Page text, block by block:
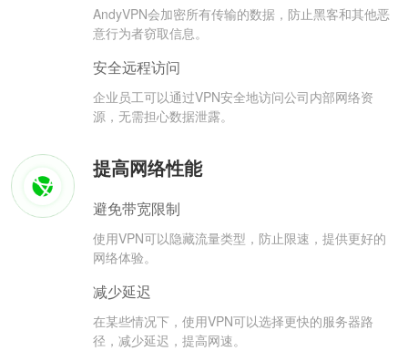
AndyVPN会加密所有传输的数据，防止黑客和其他恶
意行为者窃取信息。
安全远程访问
企业员工可以通过VPN安全地访问公司内部网络资
源，无需担心数据泄露。
提高网络性能
避免带宽限制
使用VPN可以隐藏流量类型，防止限速，提供更好的
网络体验。
减少延迟
在某些情况下，使用VPN可以选择更快的服务器路
径，减少延迟，提高网速。